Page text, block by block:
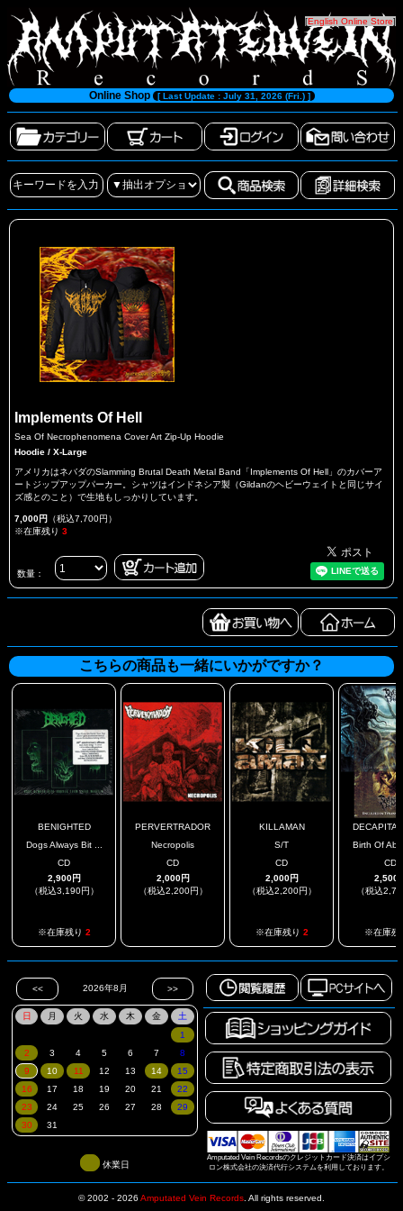
[English Online Store]
Online Shop [ Last Update : July 31, 2026 (Fri.) ]
Implements Of Hell
Sea Of Necrophenomena Cover Art Zip-Up Hoodie
Hoodie / X-Large
アメリカはネバダのSlamming Brutal Death Metal Band「Implements Of Hell」のカバーア
ートジップアップパーカー。シャツはインドネシア製（Gildanのヘビーウェイトと同じサイ
ズ感とのこと）で生地もしっかりしています。
7,000円 （税込7,700円）
※在庫残り 3
数量：
こちらの商品も一緒にいかがですか？
BENIGHTED
Dogs Always Bit ...
CD
2,900円
（税込3,190円）
※在庫残り 2
PERVERTRADOR
Necropolis
CD
2,000円
（税込2,200円）
KILLAMAN
S/T
CD
2,000円
（税込2,200円）
※在庫残り 2
Birth Of
CD
2,500
（税込
※在庫残
Amputated Vein Recordsのクレジットカード決済はイプシ
ロン株式会社の決済代行システムを利用しております。
休業日
© 2002 - 2026 Amputated Vein Records All rights reserved.